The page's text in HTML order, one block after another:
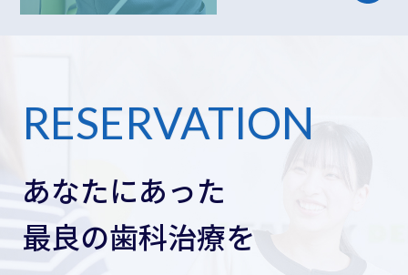
RESERVATION
あなたにあった
最良の歯科治療を